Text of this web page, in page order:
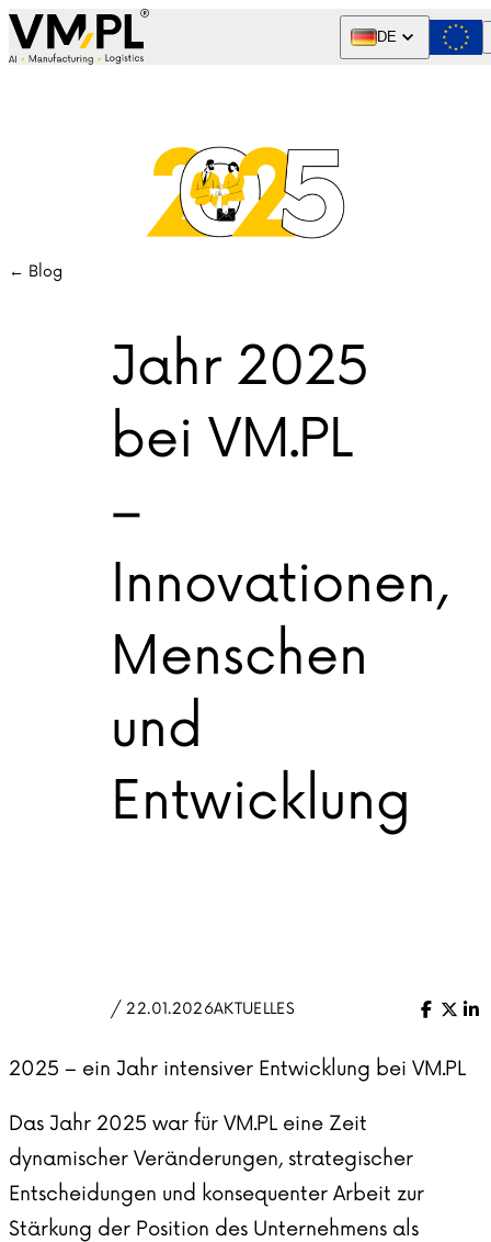
Skip to content
DE
← Blog
Jahr 2025
bei VM.PL
–
Innovationen,
Menschen
und
Entwicklung
/ 22.01.2026AKTUELLES
X
2025 – ein Jahr intensiver Entwicklung bei VM.PL
Das Jahr 2025 war für VM.PL eine Zeit
dynamischer Veränderungen, strategischer
Entscheidungen und konsequenter Arbeit zur
Stärkung der Position des Unternehmens als